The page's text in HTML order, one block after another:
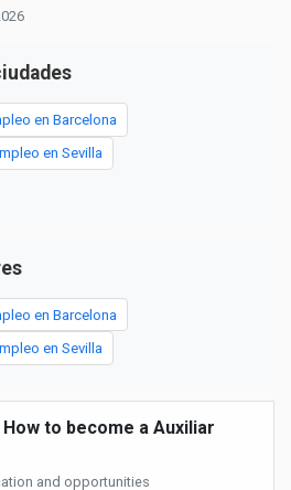
en Barcelona
en Sevilla
en Barcelona
en Sevilla
to become a Auxiliar
and opportunities